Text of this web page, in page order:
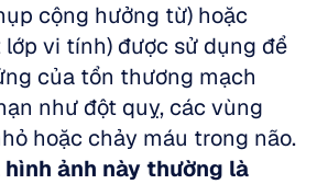
cộng hưởng từ) hoặc
lớp vi tính) được sử dụng để
của tổn thương mạch
như đột quỵ, các vùng
ảnh này thường là